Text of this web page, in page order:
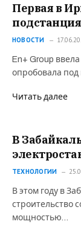
Первая в
НОВОСТИ
En+ Group
опробовала под
Читать далее
В
ТЕХНОЛОГИИ
В этом году в
строительство
мощностью…